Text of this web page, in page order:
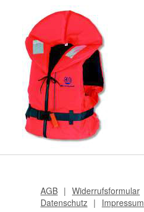
AGB Widerrufsformular
Datenschutz
Impressum